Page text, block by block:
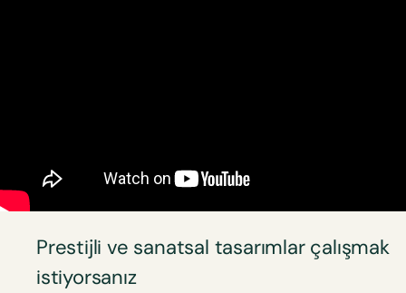
Prestijli ve sanatsal tasarımlar çalışmak
istiyorsanız